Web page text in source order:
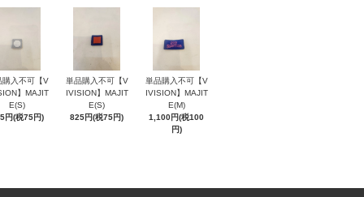
購入不可【V
】MAJIT
E(S)
円(税75円)
単品購入不可【V
IVISION】MAJIT
E(S)
825円(税75円)
単品購入不可【V
IVISION】MAJIT
E(M)
1,100円(税100
円)